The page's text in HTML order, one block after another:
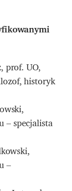
prof. UO,
historyk
– specjalista
–